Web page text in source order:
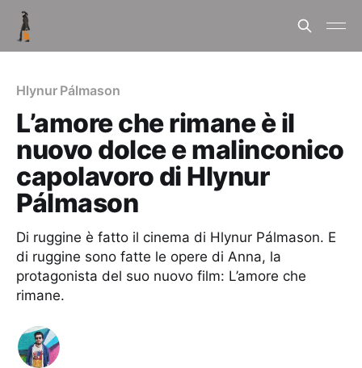
Hlynur Pálmason
L’amore che rimane è il
nuovo dolce e malinconico
capolavoro di Hlynur
Pálmason
Di ruggine è fatto il cinema di Hlynur Pálmason. E
di ruggine sono fatte le opere di Anna, la
protagonista del suo nuovo film: L’amore che
rimane.